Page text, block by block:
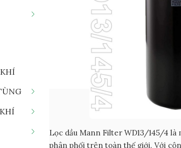
Lọc dầu Mann Filter WD13/145/4
phân phối trên toàn thế giới. Với